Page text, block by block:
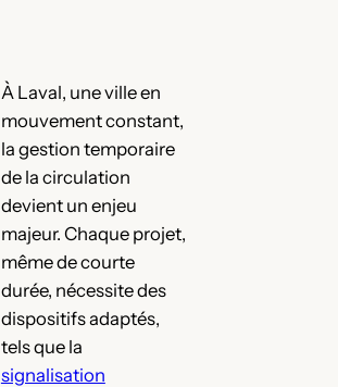
À Laval, une ville en
mouvement constant,
la gestion temporaire
de la circulation
devient un enjeu
majeur. Chaque projet,
même de courte
durée, nécessite des
dispositifs adaptés,
tels que la
signalisation